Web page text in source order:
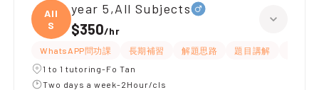
All
S
year 5,All Subjects
$350/hr
WhatsAPP問功課 長期補習 解題思路 題目講解
1 to 1 tutoring-Fo Tan
Two days a week-2Hour/cls